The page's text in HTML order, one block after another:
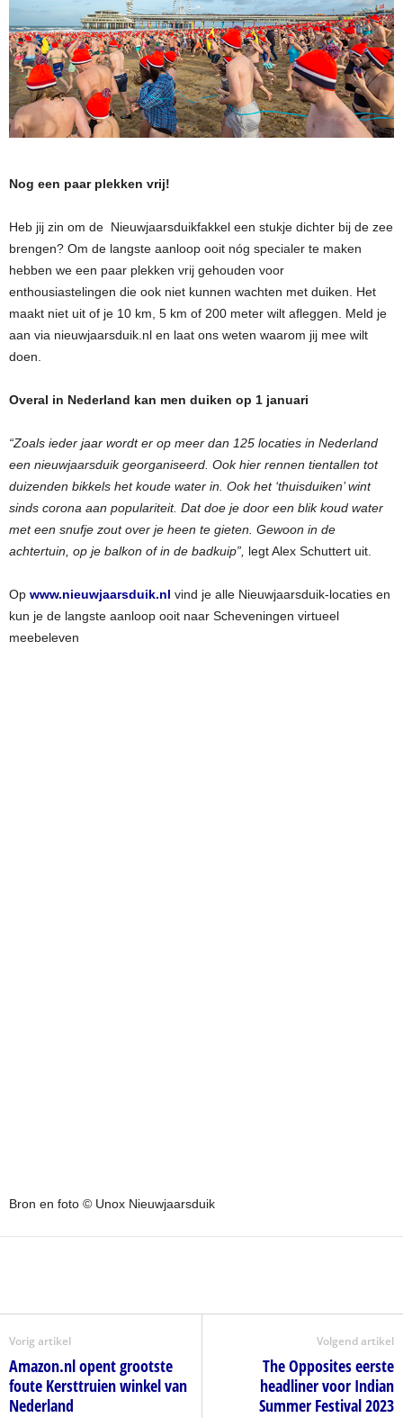
Nog een paar plekken vrij!
Heb jij zin om de Nieuwjaarsduikfakkel een stukje dichter bij de zee
brengen? Om de langste aanloop ooit nóg specialer te maken
hebben we een paar plekken vrij gehouden voor
enthousiastelingen die ook niet kunnen wachten met duiken. Het
maakt niet uit of je 10 km, 5 km of 200 meter wilt afleggen. Meld je
aan via nieuwjaarsduik.nl en laat ons weten waarom jij mee wilt
doen.
Overal in Nederland kan men duiken op 1 januari
“Zoals ieder jaar wordt er op meer dan 125 locaties in Nederland
een nieuwjaarsduik georganiseerd. Ook hier rennen tientallen tot
duizenden bikkels het koude water in. Ook het ‘thuisduiken’ wint
sinds corona aan populariteit. Dat doe je door een blik koud water
met een snufje zout over je heen te gieten. Gewoon in de
achtertuin, op je balkon of in de badkuip”, legt Alex Schuttert uit.
Op www.nieuwjaarsduik.nl vind je alle Nieuwjaarsduik-locaties en
kun je de langste aanloop ooit naar Scheveningen virtueel
meebeleven
Bron en foto © Unox Nieuwjaarsduik
Vorig artikel
Amazon.nl opent grootste
foute Kersttruien winkel van
Nederland
Volgend artikel
The Opposites eerste
headliner voor Indian
Summer Festival 2023